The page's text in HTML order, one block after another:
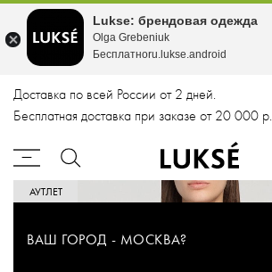
Доставка по всей России от 2 дней.
Бесплатная доставка при заказе от 20 000 р.
ВАШ ГОРОД - МОСКВА?
АУТЛЕТ
Lukse: брендовая одежда
Olga Grebeniuk
Бесплатноru.lukse.android